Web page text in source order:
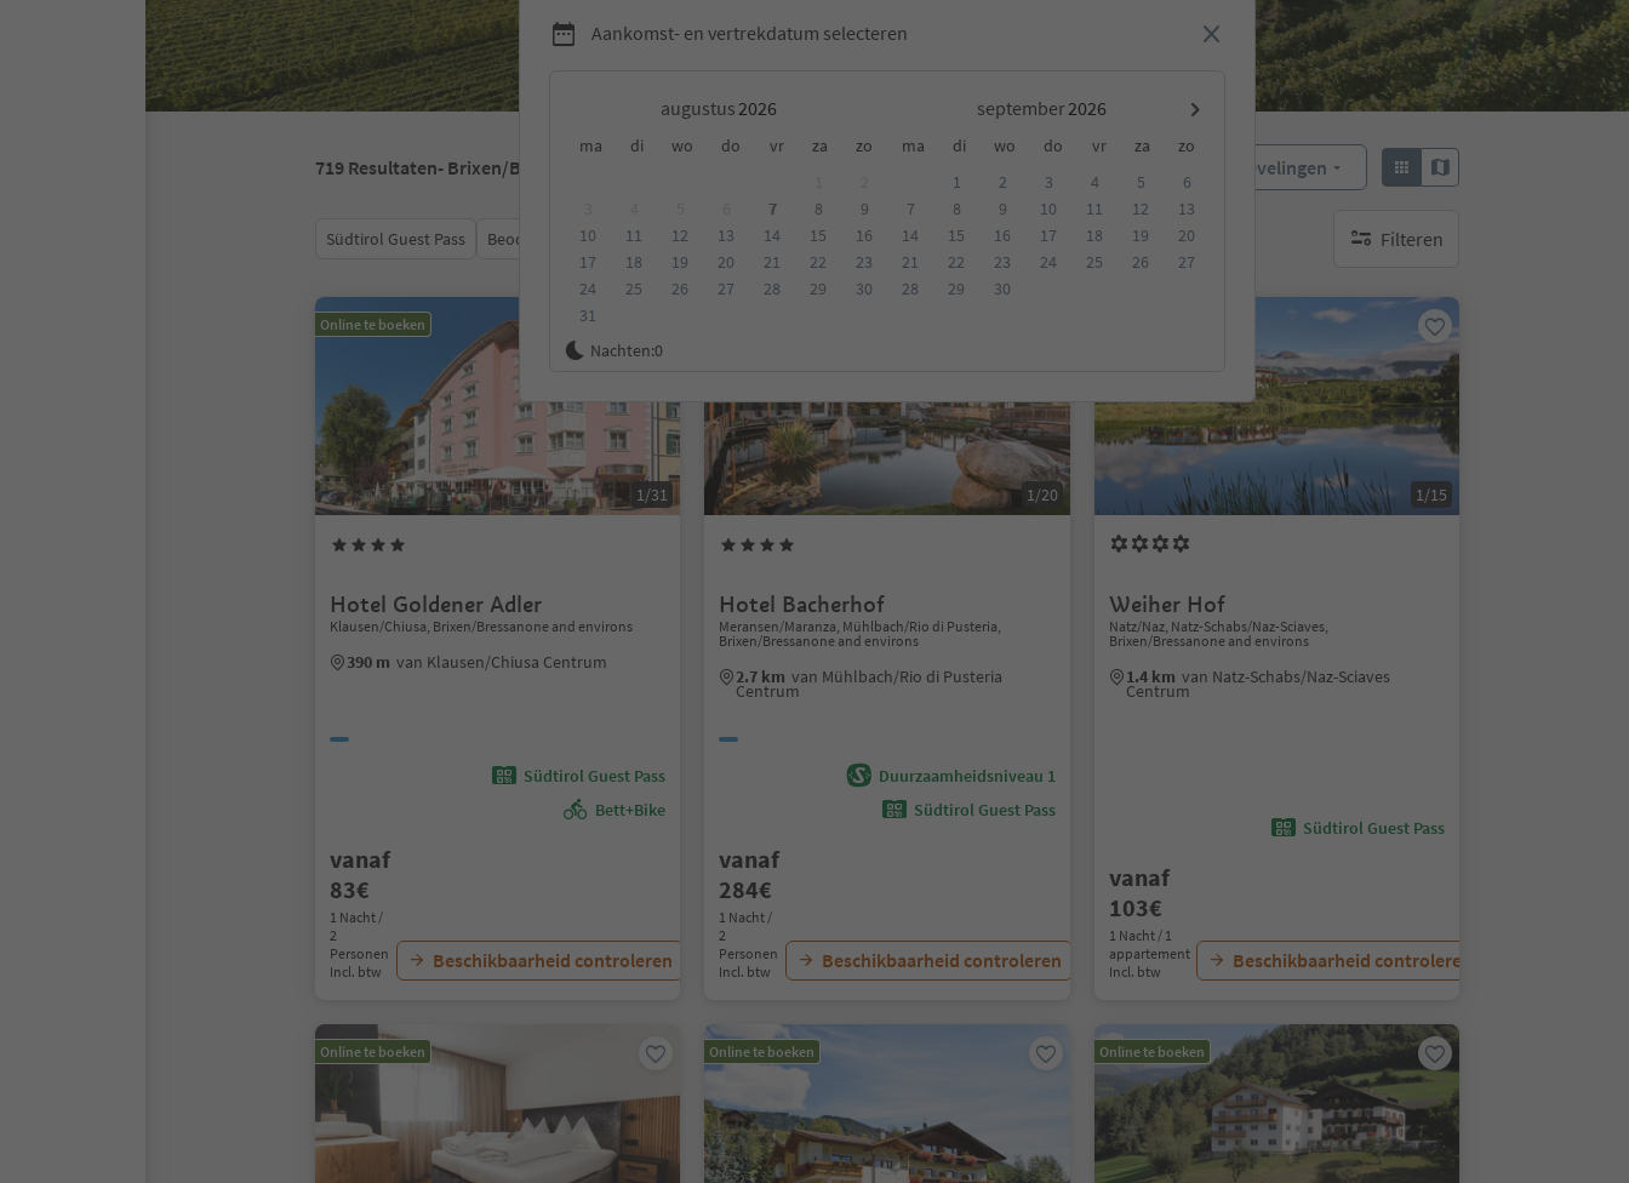
Aankomst- en vertrekdatum selecteren
augustus september
ma di wo do vr za zo ma di wo do vr za
zo
7 8
9
10
11 12 13 14 15
16
17
18 19 20 21 22
23
24
25 26 27 28 29
30
31
1 2 3 4 5
6
7
8 9 10 11 12
13
14
15 16 17 18 19
20
21
22 23 24 25 26
27
28
29 30
Nachten:0
719 Resultaten- Brixen/Bressanone en omgeving Aanbevelingen
Südtirol Guest Pass Beoordeling Categorie Type catering Duurzame accommodatie Filteren
geen actieve filters
Online te boeken
1/31
Hotel Goldener Adler
Klausen/Chiusa, Brixen/Bressanone and environs
390 m van Klausen/Chiusa Centrum
Südtirol Guest Pass
Bett+Bike
vanaf
83€
1 Nacht /
2
Personen
Incl. btw
Beschikbaarheid controleren
1/20
Hotel Bacherhof
Meransen/Maranza, Mühlbach/Rio di Pusteria,
Brixen/Bressanone and environs
2.7 km van Mühlbach/Rio di Pusteria
Centrum
Duurzaamheidsniveau 1
Südtirol Guest Pass
vanaf
284€
1 Nacht /
2
Personen
Incl. btw
Beschikbaarheid controleren
1/15
Weiher Hof
Natz/Naz, Natz-Schabs/Naz-Sciaves,
Brixen/Bressanone and environs
1.4 km van Natz-Schabs/Naz-Sciaves
Centrum
Südtirol Guest Pass
vanaf
103€
1 Nacht / 1
appartement
Incl. btw
Beschikbaarheid controleren
Online te boeken Online te boeken Online te boeken